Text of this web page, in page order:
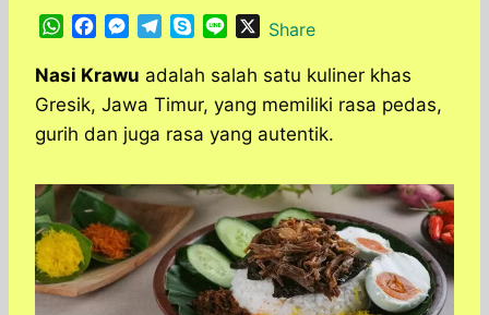
W
a
t
s
A
p
c
o
k
M
s
s
n
e
r
l
e
r
m
y
p
n
e
XShare
Nasi Krawu adalah salah satu kuliner khas
Gresik, Jawa Timur, yang memiliki rasa pedas,
gurih dan juga rasa yang autentik.